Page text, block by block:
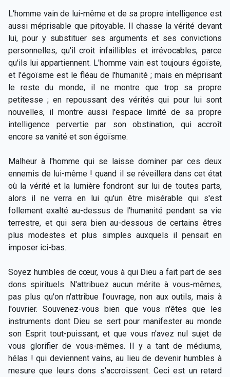
L'homme vain de lui-même et de sa propre intelligence est
aussi méprisable que pitoyable. Il chasse la vérité devant
lui, pour y substituer ses arguments et ses convictions
personnelles, qu'il croit infaillibles et irrévocables, parce
qu'ils lui appartiennent. L'homme vain est toujours égoïste,
et l'égoïsme est le fléau de l'humanité ; mais en méprisant
le reste du monde, il ne montre que trop sa propre
petitesse ; en repoussant des vérités qui pour lui sont
nouvelles, il montre aussi l'espace limité de sa propre
intelligence pervertie par son obstination, qui accroît
encore sa vanité et son égoïsme.
Malheur à l'homme qui se laisse dominer par ces deux
ennemis de lui-même ! quand il se réveillera dans cet état
où la vérité et la lumière fondront sur lui de toutes parts,
alors il ne verra en lui qu'un être misérable qui s'est
follement exalté au-dessus de l'humanité pendant sa vie
terrestre, et qui sera bien au-dessous de certains êtres
plus modestes et plus simples auxquels il pensait en
imposer ici-bas.
Soyez humbles de cœur, vous à qui Dieu a fait part de ses
dons spirituels. N'attribuez aucun mérite à vous-mêmes,
pas plus qu'on n'attribue l'ouvrage, non aux outils, mais à
l'ouvrier. Souvenez-vous bien que vous n'êtes que les
instruments dont Dieu se sert pour manifester au monde
son Esprit tout-puissant, et que vous n'avez nul sujet de
vous glorifier de vous-mêmes. Il y a tant de médiums,
hélas ! qui deviennent vains, au lieu de devenir humbles à
mesure que leurs dons s'accroissent. Ceci est un retard